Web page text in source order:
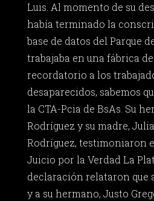
Luis. Al momento de su
había terminado la
base de datos del Parque
trabajaba en una fábrica
recordatorio a los
desaparecidos, sabemos
la CTA-Pcia de BsAs. Su
Rodríguez y su madre,
Rodríguez, testimoniaron
Juicio por la Verdad La
declaración relataron que
y a su hermano, Justo